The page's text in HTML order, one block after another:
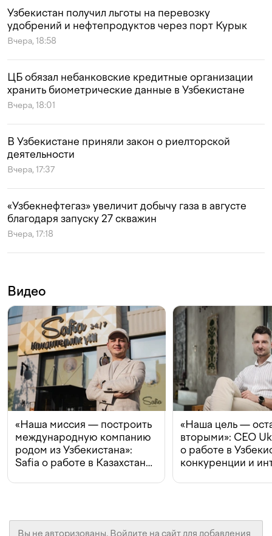
Узбекистан получил льготы на перевозку
удобрений и нефтепродуктов через порт Курык
Вчера, 18:58
ЦБ обязал небанковские кредитные организации
хранить биометрические данные в Узбекистане
Вчера, 18:01
В Узбекистане приняли закон о риелторской
деятельности
Вчера, 17:37
«Узбекнефтегаз» увеличит добычу газа в августе
благодаря запуску 27 скважин
Вчера, 17:18
Видео
«Наша миссия — построить
международную компанию
родом из Узбекистана»:
Safia о работе в Казахстане,
«Наша цель —
вторыми»: CEO
о работе в
конкуренции и